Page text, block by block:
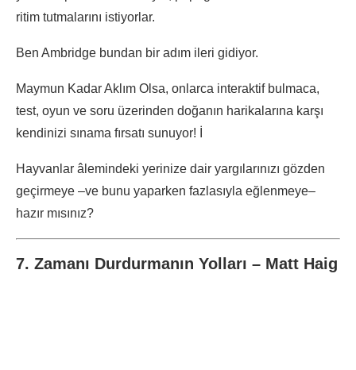
ritim tutmalarını istiyorlar.
Ben Ambridge bundan bir adım ileri gidiyor.
Maymun Kadar Aklım Olsa, onlarca interaktif bulmaca,
test, oyun ve soru üzerinden doğanın harikalarına karşı
kendinizi sınama fırsatı sunuyor! İ
Hayvanlar âlemindeki yerinize dair yargılarınızı gözden
geçirmeye –ve bunu yaparken fazlasıyla eğlenmeye–
hazır mısınız?
7. Zamanı Durdurmanın Yolları – Matt Haig